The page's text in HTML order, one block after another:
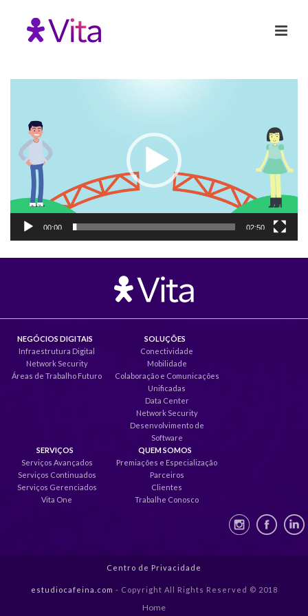
00:00 02:50
NEGÓCIOS DIGITAIS
Infraestrutura Digital
Network Security
Áreas de Trabalho Futuro
SOLUÇÕES
Conectividade
Mobilidade
Colaboração e Comunicações
Unificadas
Data Center
Network Security
Desenvolvimento de
Software
SERVIÇOS
Serviços Avançados
Serviços Continuados
Serviços Gerenciados
Vita One
QUEM SOMOS
Premiações e Especialização
Parceiros
Clientes
Trabalhe Conosco
Centro de Privacidade
estudiocafeina.com - Copyright All Rights Reserved © 2018
Home